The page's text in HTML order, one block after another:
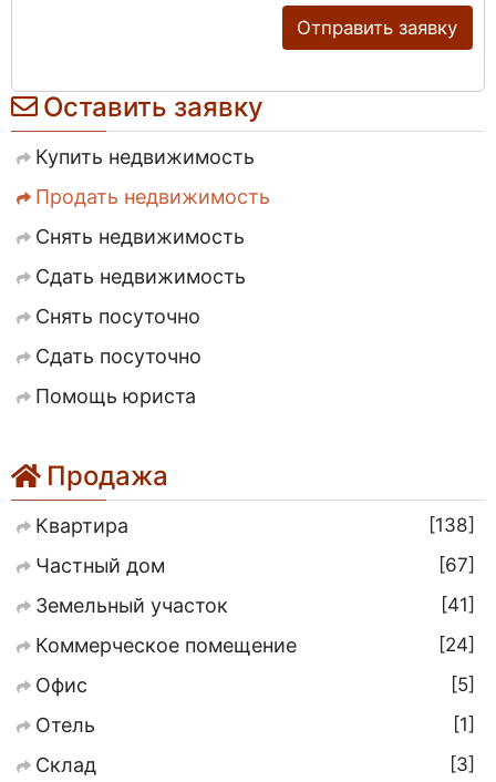
Оставить заявку
Купить недвижимость
Продать недвижимость
Снять недвижимость
Сдать недвижимость
Снять посуточно
Сдать посуточно
Помощь юриста
Продажа
Квартира
138
Частный дом
67
Земельный участок
41
Коммерческое помещение
24
Офис
5
Отель
1
Склад
3
Отправить заявку